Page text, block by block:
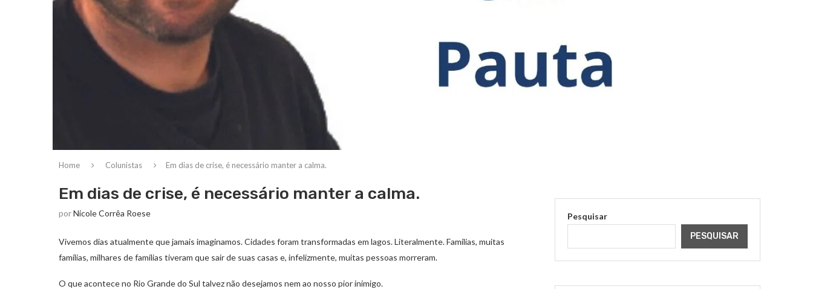
Home Colunistas Em dias de crise, é necessário manter a calma.
Em dias de crise, é necessário manter a calma.
porNicole Corrêa Roese
Vivemos dias atualmente que jamais imaginamos. Cidades foram transformadas em lagos. Literalmente. Famílias, muitas
famílias, milhares de famílias tiveram que sair de suas casas e, infelizmente, muitas pessoas morreram.
O que acontece no Rio Grande do Sul talvez não desejamos nem ao nosso pior inimigo.
Pesquisar
PESQUISAR